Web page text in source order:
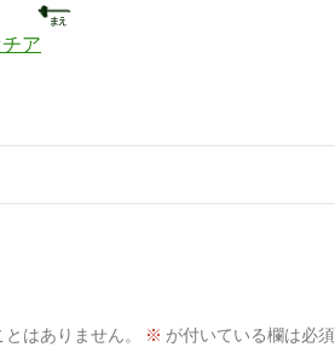
ア
はありません。 ※ が付いている欄は必須